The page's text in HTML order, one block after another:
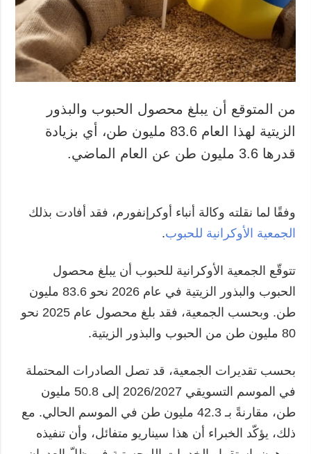
من المتوقع أن يبلغ محصول الحبوب والبذور
الزيتية لهذا العام 83.6 مليون طن، أي بزيادة
قدرها 3.6 مليون طن عن العام الماضي.
وفقًا لما نقلته وكالة أنباء أوكرإنفورم، فقد أفادت بذلك
الجمعية الأوكرانية للحبوب.
تتوقّع الجمعية الأوكرانية للحبوب أن يبلغ محصول
الحبوب والبذور الزيتية في عام 2026 نحو 83.6 مليون
طن. وبحسب الجمعية، فقد بلغ محصول عام 2025 نحو
80 مليون طن من الحبوب والبذور الزيتية.
بحسب تقديرات الجمعية، قد تصل الصادرات المحتملة
في الموسم التسويقي 2026/2027 إلى 50.8 مليون
طن، مقارنةً بـ 42.3 مليون طن في الموسم الحالي. مع
ذلك، يؤكّد الخبراء أن هذا سيناريو متفائل، وأن تنفيذه